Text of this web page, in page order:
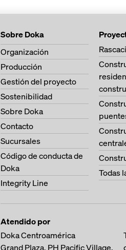
Sobre Doka
Organización
Producción
Gestión del proyecto
Sostenibilidad
Sobre Doka
Contacto
Sucursales
Código de conducta de
Doka
Integrity Line
Todas
Atendido por
Doka Centroamérica
Grand Plaza, PH Pacific Village,